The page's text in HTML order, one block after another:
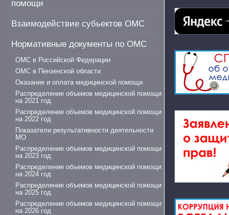
помощи
Взаимодействие субьектов ОМС
Нормативные документы по ОМС
ОМС в Российской Федерации
ОМС в Пензенской области
Оказание и оплата медицинской помощи
Распределение объемов медицинской помощи
на 2021 год
Распределение объемов медицинской помощи
на 2022 год
Показатели результативности деятельности
МО
Распределение объемов медицинской помощи
на 2023 год
Распределение объемов медицинской помощи
на 2024 год
Распределение объемов медицинской помощи
на 2025 год
Распределение объемов медицинской помощи
на 2026 год